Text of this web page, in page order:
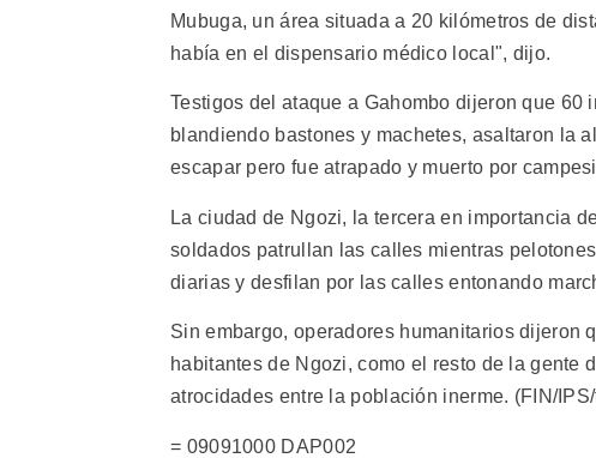
Mubuga, un área situada a 20 kilómetros de
había en el dispensario médico local", dijo.
Testigos del ataque a Gahombo dijeron que
blandiendo bastones y machetes, asaltaron la
escapar pero fue atrapado y muerto por
La ciudad de Ngozi, la tercera en importancia
soldados patrullan las calles mientras
diarias y desfilan por las calles entonando
Sin embargo, operadores humanitarios dijeron
habitantes de Ngozi, como el resto de la gente
atrocidades entre la población inerme. (FIN/
= 09091000 DAP002